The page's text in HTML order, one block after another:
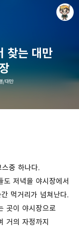
찾는 대만
/대만
중 하나다.
도 저녁을 야시장에서
먹거리가 넘쳐난다.
곳이 야시장으로
거의 자정까지
and Story